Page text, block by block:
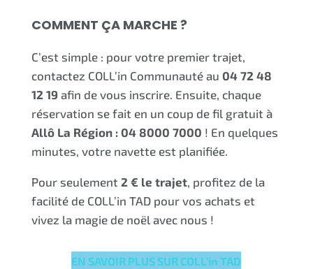
COMMENT ÇA MARCHE ?
C’est simple : pour votre premier trajet,
contactez COLL’in Communauté au 04 72 48
12 19 afin de vous inscrire. Ensuite, chaque
réservation se fait en un coup de fil gratuit à
Allô La Région : 04 8000 7000 ! En quelques
minutes, votre navette est planifiée.
Pour seulement 2 € le trajet, profitez de la
facilité de COLL’in TAD pour vos achats et
vivez la magie de noël avec nous !
EN SAVOIR PLUS SUR COLL’in TAD